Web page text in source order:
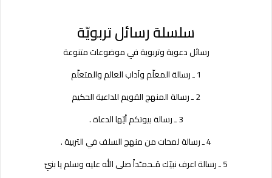
سلسلة رسائل تربويّة
رسائل دعوية وتربوية في موضوعات متنوعة
1 ـ رسالة المعلّم وآداب العالم والمتعلّم
2 ـ رسالة المنهج القويم للداعية الحكيم
3 ـ رسالة بيوتكم أيّها الدعاة .
4 ـ رسالة لمحات من منهج السلف في التربية .
5 ـ رسالة اعرف نبيّك مُـحمـّداً صلى الله عليه وسلم يا بنيّ